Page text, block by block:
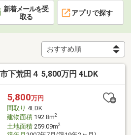
新着メールを受
取る
アプリで探す
下荒田４ 5,800万円 4LDK
5,800万円
間取り 4LDK
建物面積192.8m2
土地面積259.09m2